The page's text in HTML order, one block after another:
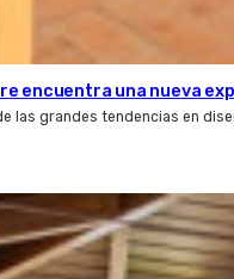
encuentra una nueva
las grandes tendencias en